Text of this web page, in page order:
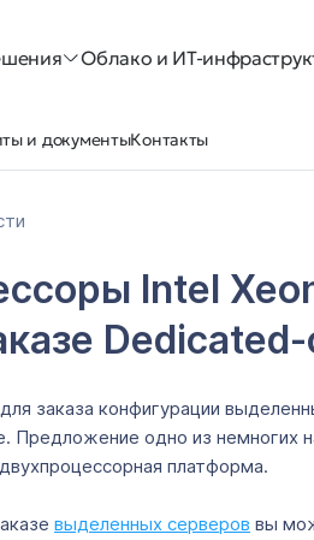
Облако и ИТ-
и документыКонтакты
Intel
заказа конфигурации
Предложение одно из немногих
платформа.
выделенных серверов вы